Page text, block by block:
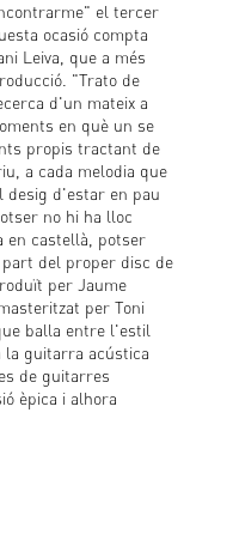
el tercer
ocasió compta
Leiva, que a més
"Trato de
d'un mateix a
en què un se
propis tractant de
a cada melodia que
desig d'estar en pau
no hi ha lloc
en castellà, potser
del proper disc de
per Jaume
per Toni
balla entre l'estil
la guitarra acústica
de guitarres
èpica i alhora